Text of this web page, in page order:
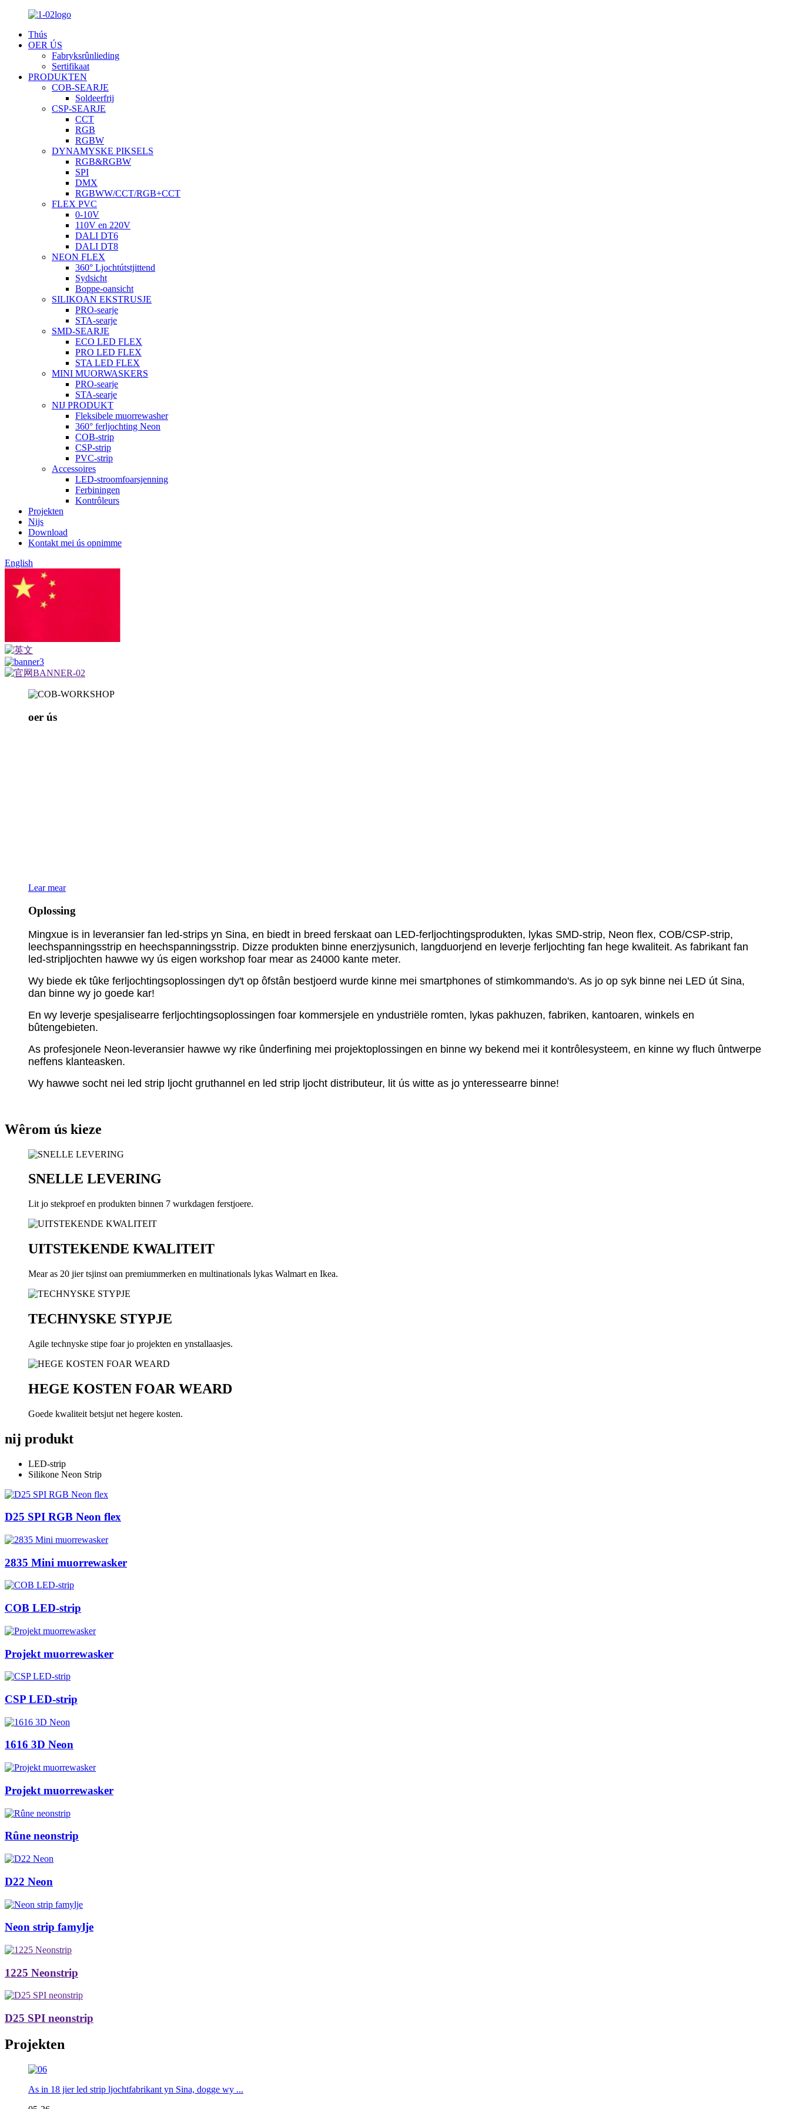
Thús
OER ÚS
Fabryksrûnlieding
Sertifikaat
PRODUKTEN
COB-SEARJE
Soldeerfrij
CSP-SEARJE
CCT
RGB
RGBW
DYNAMYSKE PIKSELS
RGB&RGBW
SPI
DMX
RGBWW/CCT/RGB+CCT
FLEX PVC
0-10V
110V en 220V
DALI DT6
DALI DT8
NEON FLEX
360° Ljochtútstjittend
Sydsicht
Boppe-oansicht
SILIKOAN EKSTRUSJE
PRO-searje
STA-searje
SMD-SEARJE
ECO LED FLEX
PRO LED FLEX
STA LED FLEX
MINI MUORWASKERS
PRO-searje
STA-searje
NIJ PRODUKT
Fleksibele muorrewasher
360° ferljochting Neon
COB-strip
CSP-strip
PVC-strip
Accessoires
LED-stroomfoarsjenning
Ferbiningen
Kontrôleurs
Projekten
Nijs
Download
Kontakt mei ús opnimme
English
oer ús
Lear mear
Oplossing
Mingxue is in leveransier fan led-strips yn Sina, en biedt in breed ferskaat oan LED-ferljochtingsprodukten, lykas SMD-strip, Neon flex, COB/CSP-strip,
leechspanningsstrip en heechspanningsstrip. Dizze produkten binne enerzjysunich, langduorjend en leverje ferljochting fan hege kwaliteit. As fabrikant fan
led-stripljochten hawwe wy ús eigen workshop foar mear as 24000 kante meter.
Wy biede ek tûke ferljochtingsoplossingen dy't op ôfstân bestjoerd wurde kinne mei smartphones of stimkommando's. As jo ​​​​op syk binne nei LED út Sina,
dan binne wy ​​​​jo goede kar!
En wy leverje spesjalisearre ferljochtingsoplossingen foar kommersjele en yndustriële romten, lykas pakhuzen, fabriken, kantoaren, winkels en
bûtengebieten.
As profesjonele Neon-leveransier hawwe wy rike ûnderfining mei projektoplossingen en binne wy ​​bekend mei it kontrôlesysteem, en kinne wy ​​fluch ûntwerpe
neffens klanteasken.
Wy hawwe socht nei led strip ljocht gruthannel en led strip ljocht distributeur, lit ús witte as jo ynteressearre binne!
Wêrom ús kieze
SNELLE LEVERING
Lit jo stekproef en produkten binnen 7 wurkdagen ferstjoere.
UITSTEKENDE KWALITEIT
Mear as 20 jier tsjinst oan premiummerken en multinationals lykas Walmart en Ikea.
TECHNYSKE STYPJE
Agile technyske stipe foar jo projekten en ynstallaasjes.
HEGE KOSTEN FOAR WEARD
Goede kwaliteit betsjut net hegere kosten.
nij produkt
LED-strip
Silikone Neon Strip
D25 SPI RGB Neon flex
2835 Mini muorrewasker
COB LED-strip
Projekt muorrewasker
CSP LED-strip
1616 3D Neon
Projekt muorrewasker
Rûne neonstrip
D22 Neon
Neon strip famylje
1225 Neonstrip
D25 SPI neonstrip
Projekten
As in 18 jier led strip ljochtfabrikant yn Sina, dogge wy ...